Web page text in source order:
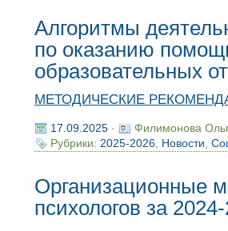
Алгоритмы
по оказанию
образовательных
МЕТОДИЧЕСКИЕ
17.09.2025·
Филимонова
Рубрики: 2025-2026, Новости
Организационные
психологов за